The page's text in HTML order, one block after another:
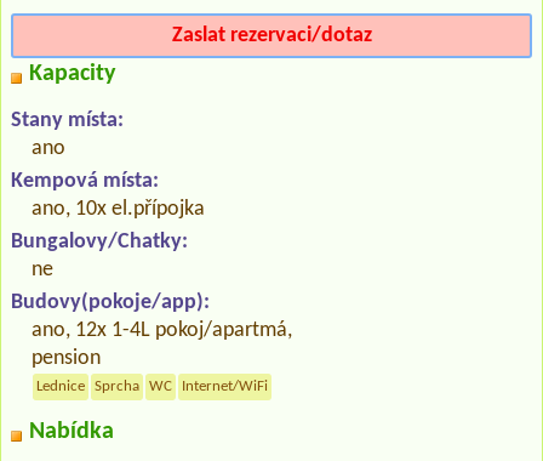
Zaslat rezervaci/dotaz
Kapacity
Stany místa:
ano
Kempová místa:
ano, 10x el.přípojka
Bungalovy/Chatky:
ne
Budovy(pokoje/app):
ano, 12x 1-4L pokoj/apartmá,
pension
Lednice Sprcha WC Internet/WiFi
Nabídka